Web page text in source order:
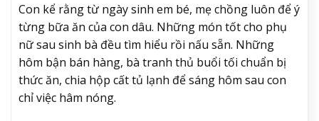
Con kể rằng từ ngày sinh em bé, mẹ chồng luôn để ý
từng bữa ăn của con dâu. Những món tốt cho phụ
nữ sau sinh bà đều tìm hiểu rồi nấu sẵn. Những
hôm bận bán hàng, bà tranh thủ buổi tối chuẩn bị
thức ăn, chia hộp cất tủ lạnh để sáng hôm sau con
chỉ việc hâm nóng.